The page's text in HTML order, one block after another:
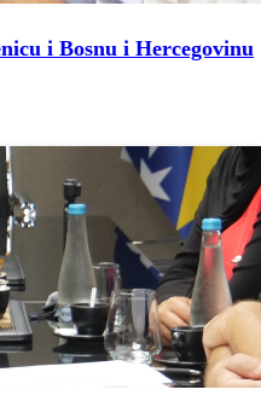
i Bosnu i Hercegovinu